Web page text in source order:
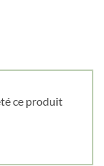
ce produit